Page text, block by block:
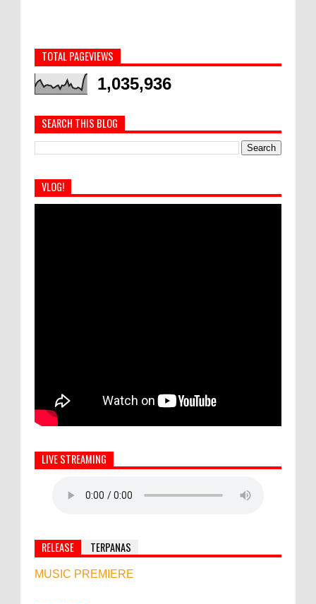
TOTAL PAGEVIEWS
1,035,936
SEARCH THIS BLOG
VLOG!
LIVE STREAMING
RELEASE TERPANAS
MUSIC PREMIERE